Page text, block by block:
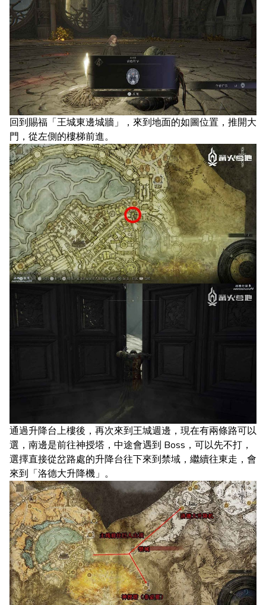
回到賜福「王城東邊城牆」，來到地面的如圖位置，推開大
門，從左側的樓梯前進。
通過升降台上樓後，再次來到王城週邊，現在有兩條路可以
選，南邊是前往神授塔，中途會遇到 Boss，可以先不打，
選擇直接從岔路處的升降台往下來到禁域，繼續往東走，會
來到「洛德大升降機」。